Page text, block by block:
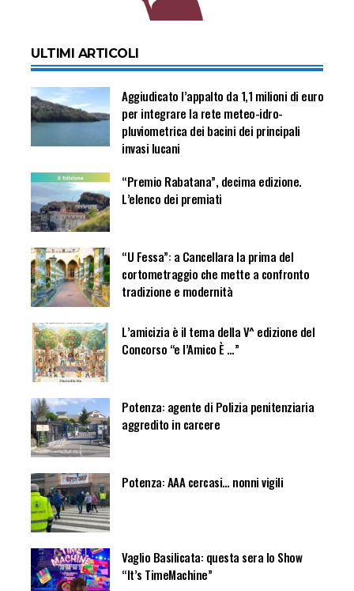
ULTIMI ARTICOLI
Aggiudicato l’appalto da 1,1 milioni di euro
per integrare la rete meteo-idro-
pluviometrica dei bacini dei principali
invasi lucani
“Premio Rabatana”, decima edizione.
L’elenco dei premiati
“U Fessa”: a Cancellara la prima del
cortometraggio che mette a confronto
tradizione e modernità
L’amicizia è il tema della V^ edizione del
Concorso “e l’Amico È …”
Potenza: agente di Polizia penitenziaria
aggredito in carcere
Potenza: AAA cercasi… nonni vigili
Vaglio Basilicata: questa sera lo Show
“It’s TimeMachine”